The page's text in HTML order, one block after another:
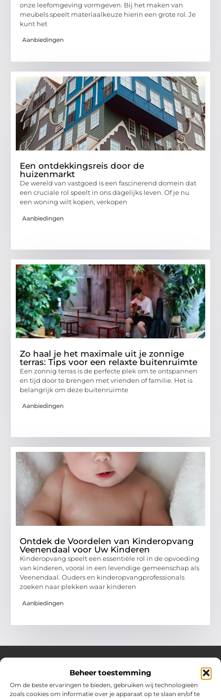
Beheer toestemming
Om de beste ervaringen te bieden, gebruiken wij technologieën
zoals cookies om informatie over je apparaat op te slaan en/of te
onze leefomgeving vormgeven. Bij het maken van
meubels speelt materiaalkeuze hierin een grote rol. Je
kunt het
Aanbiedingen
Een ontdekkingsreis door de
huizenmarkt
De wereld van vastgoed is een fascinerend domein dat
een cruciale rol speelt in ons dagelijks leven. Of je nu
een woning wilt kopen, verkopen
Aanbiedingen
Zo haal je het maximale uit je zonnige
terras: Tips voor een relaxte buitenruimte
Een zonnig terras is de perfecte plek om te ontspannen
en tijd door te brengen met vrienden of familie. Het is
belangrijk om deze buitenruimte
Aanbiedingen
Ontdek de Voordelen van Kinderopvang
Veenendaal voor Uw Kinderen
Kinderopvang speelt een essentiële rol in de opvoeding
van kinderen, vooral in een levendige gemeenschap als
Veenendaal. Ouders en kinderopvangprofessionals
zoeken naar plekken waar kinderen
Aanbiedingen
Over Hotspotmagazine
Jouw bron voor inspiratie en handige tips voor het